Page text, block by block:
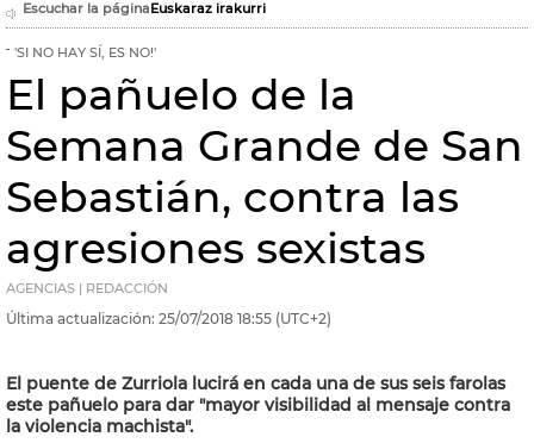
Escuchar la páginaEuskaraz irakurri
'SI NO HAY SÍ, ES NO!'
El pañuelo de la
Semana Grande de San
Sebastián, contra las
agresiones sexistas
AGENCIAS | REDACCIÓN
Última actualización: 25/07/2018 18:55 (UTC+2)
El puente de Zurriola lucirá en cada una de sus seis farolas
este pañuelo para dar "mayor visibilidad al mensaje contra
la violencia machista".